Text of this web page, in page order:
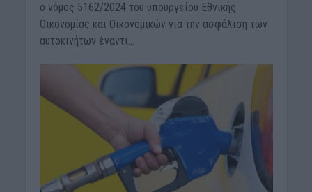
ο νόμος 5162/2024 του υπουργείου Εθνικής
Οικονομίας και Οικονομικών για την ασφάλιση των
αυτοκινήτων έναντι...